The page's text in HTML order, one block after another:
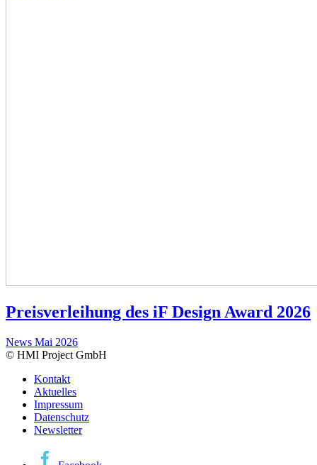
Preisverleihung des iF Design Award 2026
News Mai 2026
© HMI Project GmbH
Kontakt
Aktuelles
Impressum
Datenschutz
Newsletter